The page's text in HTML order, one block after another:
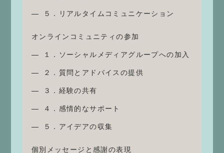
５．リアルタイムコミュニケーション
オンラインコミュニティの参加
１．ソーシャルメディアグループへの加入
２．質問とアドバイスの提供
３．経験の共有
４．感情的なサポート
５．アイデアの収集
個別メッセージと感謝の表現